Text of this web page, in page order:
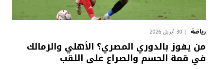
رياضة 30 أبريل 2026
من يفوز بالدوري المصري؟ الأهلي والزمالك
في قمة الحسم والصراع على اللقب